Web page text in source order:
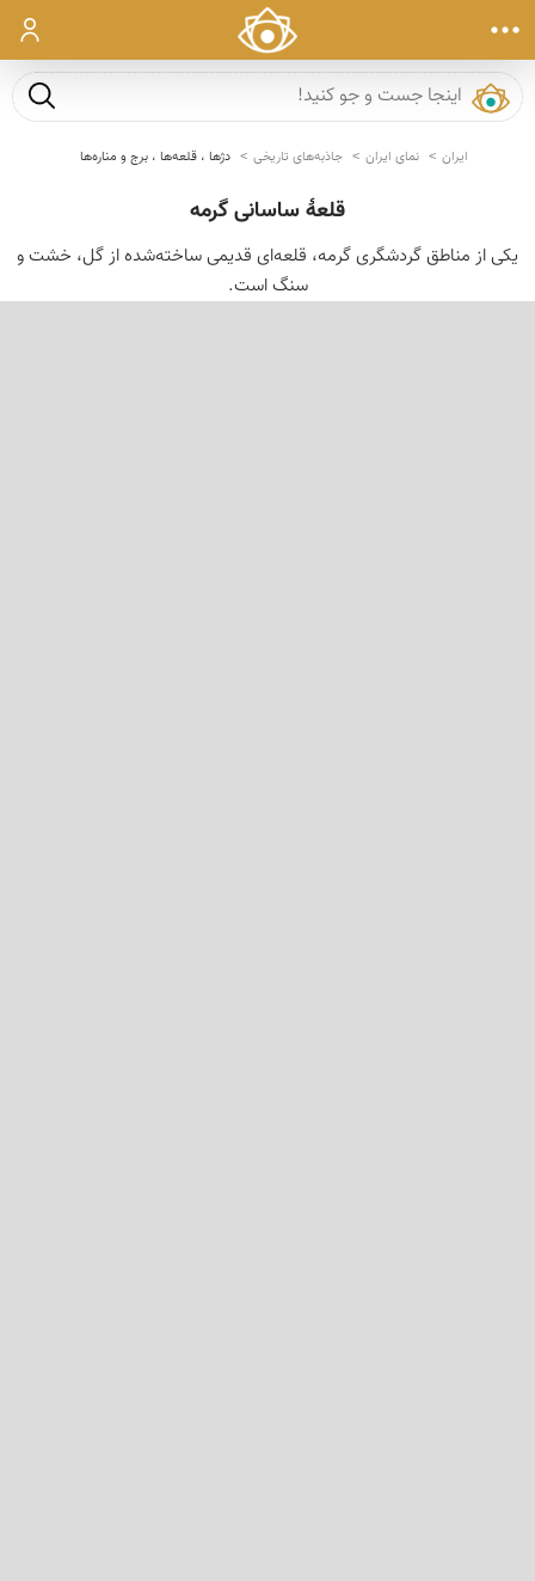
ورود
جست و
ایران نمای ایران جاذبه‌های تاریخی دژها ، قلعه‌ها ، برج و مناره‌ها
قلعۀ ساسانی گرمه
یکی از مناطق گردشگری گرمه، قلعه‌ای قدیمی ساخته‌شده از گل، خشت و
سنگ است.